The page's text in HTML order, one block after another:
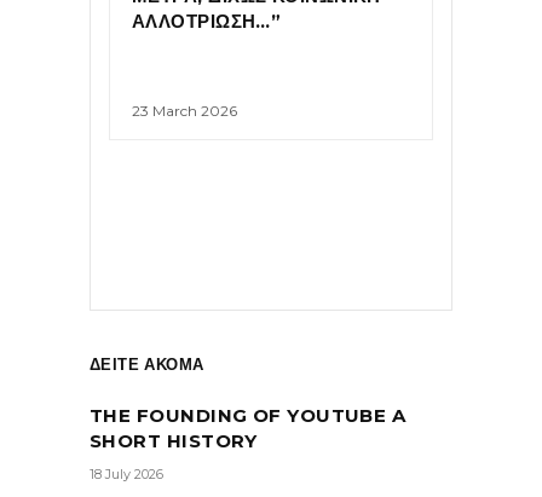
ΑΛΛΟΤΡΙΩΣΗ…”
23 March 2026
ΔΕΙΤΕ ΑΚΟΜΑ
THE FOUNDING OF YOUTUBE A
SHORT HISTORY
18 July 2026